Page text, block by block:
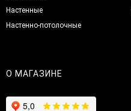
Настенные
Настенно-потолочные
О МАГАЗИНЕ